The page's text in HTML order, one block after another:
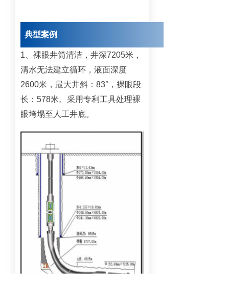
典型案例
1、裸眼井筒清洁，井深7205米，
清水无法建立循环，液面深度
2600米，最大井斜：83°，裸眼段
长：578米。采用专利工具处理裸
眼垮塌至人工井底。